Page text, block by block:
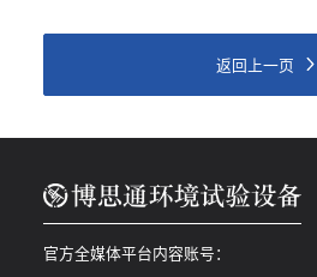
返回上一页
官方全媒体平台内容账号：